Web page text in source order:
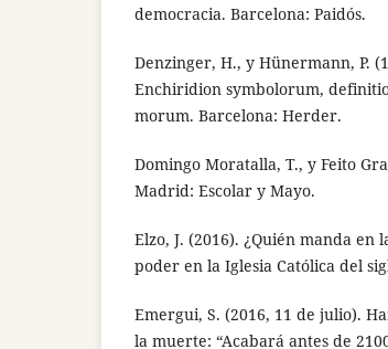
democracia. Barcelona: Paidós.
Denzinger, H., y Hünermann, P.
Enchiridion symbolorum,
morum. Barcelona: Herder.
Domingo Moratalla, T., y Feito
Madrid: Escolar y Mayo.
Elzo, J. (2016). ¿Quién manda en
poder en la Iglesia Católica del
Emergui, S. (2016, 11 de julio).
la muerte: “Acabará antes de